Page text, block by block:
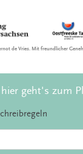
de Vries. Mit freundlicher
geht's zum